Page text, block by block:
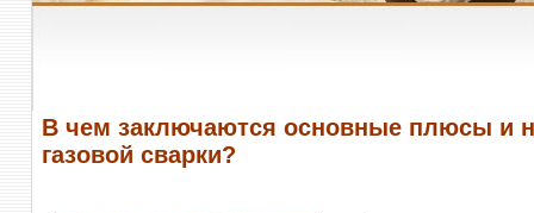
В чем заключаются основные плюсы и
газовой сварки?